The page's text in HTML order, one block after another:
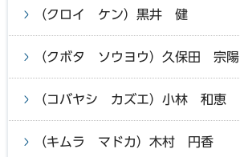
（クロイ ケン）黒井 健
（クボタ ソウヨウ）久保田 宗陽
（コバヤシ カズエ）小林 和恵
（キムラ マドカ）木村 円香